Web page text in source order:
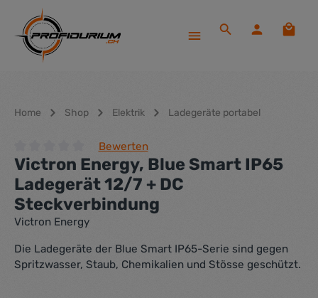
Zum Hauptinhalt springen
Home Shop Elektrik Ladegeräte portabel
Durchschnittliche Bewertung von 0 von 5 Sternen
Bewerten
Victron Energy, Blue Smart IP65
Ladegerät 12/7 + DC
Steckverbindung
Victron Energy
Die Ladegeräte der Blue Smart IP65-Serie sind gegen
Spritzwasser, Staub, Chemikalien und Stösse geschützt.